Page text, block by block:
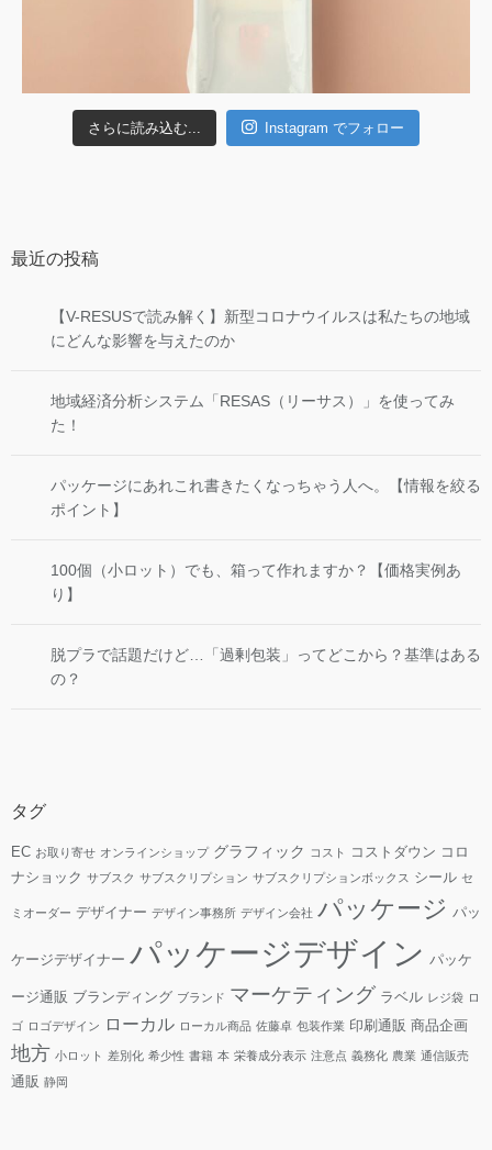
さらに読み込む... Instagram でフォロー
最近の投稿
【V-RESUSで読み解く】新型コロナウイルスは私たちの地域
にどんな影響を与えたのか
地域経済分析システム「RESAS（リーサス）」を使ってみ
た！
パッケージにあれこれ書きたくなっちゃう人へ。【情報を絞る
ポイント】
100個（小ロット）でも、箱って作れますか？【価格実例あ
り】
脱プラで話題だけど…「過剰包装」ってどこから？基準はある
の？
タグ
EC お取り寄せ オンラインショップ グラフィック コスト コストダウン コロ
ナショック サブスク サブスクリプション サブスクリプションボックス シール セ
ミオーダー デザイナー デザイン事務所 デザイン会社 パッケージ パッ
ケージデザイナー パッケージデザイン パッケ
ージ通販 ブランディング ブランド マーケティング ラベル レジ袋 ロ
ゴ ロゴデザイン ローカル ローカル商品 佐藤卓 包装作業 印刷通販 商品企画
地方 小ロット 差別化 希少性 書籍 本 栄養成分表示 注意点 義務化 農業 通信販売
通販 静岡